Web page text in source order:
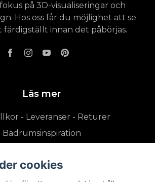
på 3D-visualiseringar och
Hos oss får du möjlighet att se
innan det påbörjas.
Läs mer
- Leveranser - Returer
Badrumsinspiration
cookies